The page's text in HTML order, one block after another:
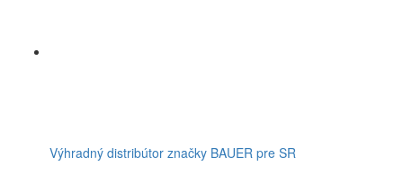
Výhradný distribútor značky BAUER pre SR